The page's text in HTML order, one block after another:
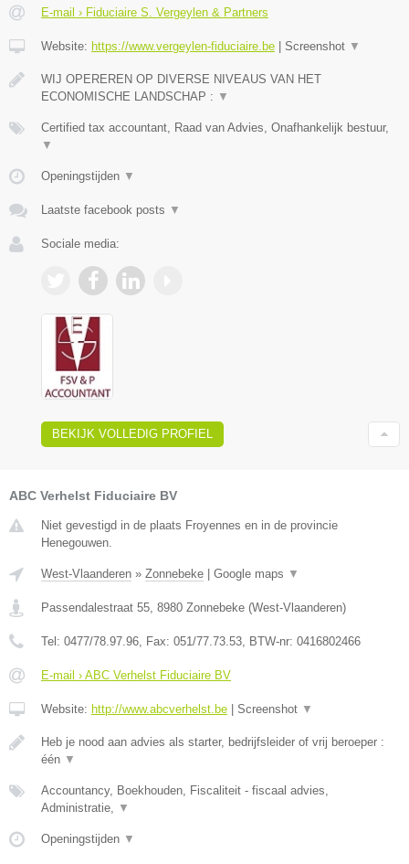
E-mail › Fiduciaire S. Vergeylen & Partners
Website: https://www.vergeylen-fiduciaire.be Screenshot ▼
WIJ OPEREREN OP DIVERSE NIVEAUS VAN HET
ECONOMISCHE LANDSCHAP : ▼
Certified tax accountant, Raad van Advies, Onafhankelijk bestuur,
▼
Openingstijden ▼
Laatste facebook posts ▼
Sociale media:
BEKIJK VOLLEDIG PROFIEL
ABC Verhelst Fiduciaire BV
Niet gevestigd in de plaats Froyennes en in de provincie
Henegouwen.
West-Vlaanderen » Zonnebeke Google maps ▼
Passendalestraat 55, 8980 Zonnebeke (West-Vlaanderen)
Tel: 0477/78.97.96, Fax: 051/77.73.53, BTW-nr: 0416802466
E-mail › ABC Verhelst Fiduciaire BV
Website: http://www.abcverhelst.be Screenshot ▼
Heb je nood aan advies als starter, bedrijfsleider of vrij beroeper :
één ▼
Accountancy, Boekhouden, Fiscaliteit - fiscaal advies,
Administratie, ▼
Openingstijden ▼